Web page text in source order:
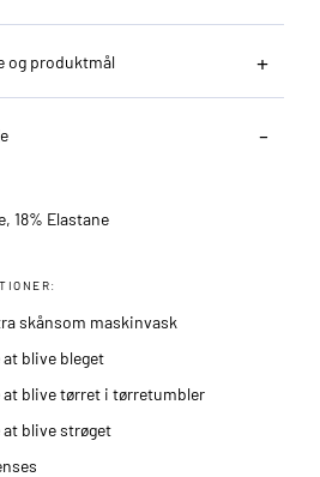
og produktmål
18% Elastane
skånsom maskinvask
at blive bleget
at blive tørret i tørretumbler
at blive strøget